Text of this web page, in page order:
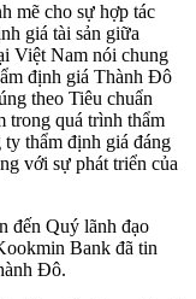
mẽ cho sự hợp tác
giá tài sản giữa
Việt Nam nói chung
định giá Thành Đô
theo Tiêu chuẩn
trong quá trình thẩm
thẩm định giá đáng
với sự phát triển của
đến Quý lãnh đạo
Bank đã tin
Đô.